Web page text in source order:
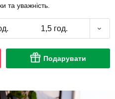
та уважність.
1,5 год.
Подарувати